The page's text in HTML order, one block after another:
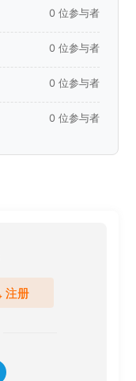
0 位参与者
0 位参与者
0 位参与者
0 位参与者
注册